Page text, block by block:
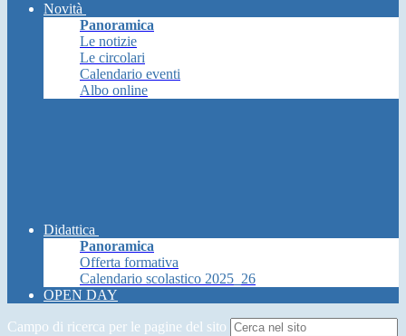
Novità
Panoramica
Le notizie
Le circolari
Calendario eventi
Albo online
Didattica
Panoramica
Offerta formativa
Calendario scolastico 2025_26
OPEN DAY
Campo di ricerca per le pagine del sito